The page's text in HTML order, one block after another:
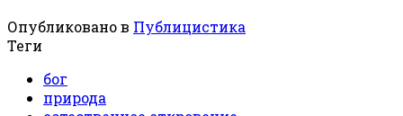
Опубликовано в Публицистика
Теги
бог
природа